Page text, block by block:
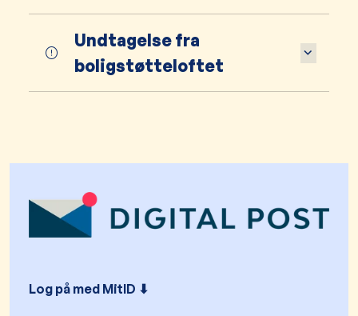
Undtagelse fra
boligstøtteloftet
Log på med MitID ⬇︎